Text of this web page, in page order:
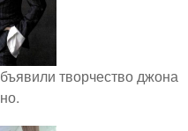
творчество джона